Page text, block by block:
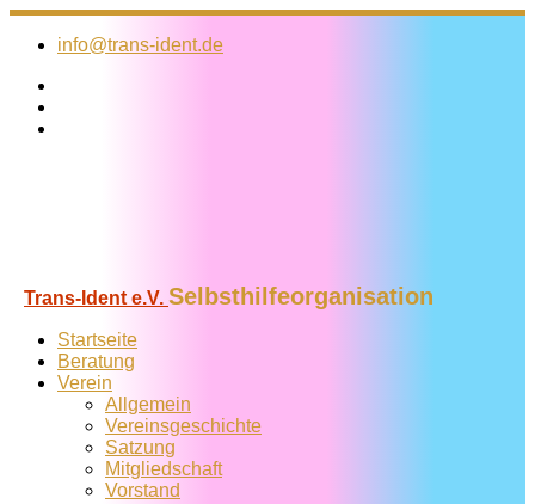
Zum
Inhalt
info@trans-ident.de
Trans-Ident e.V. Selbsthilfeorganisation
Startseite
Beratung
Verein
Allgemein
Vereins­geschichte
Satzung
Mitglied­schaft
Vorstand